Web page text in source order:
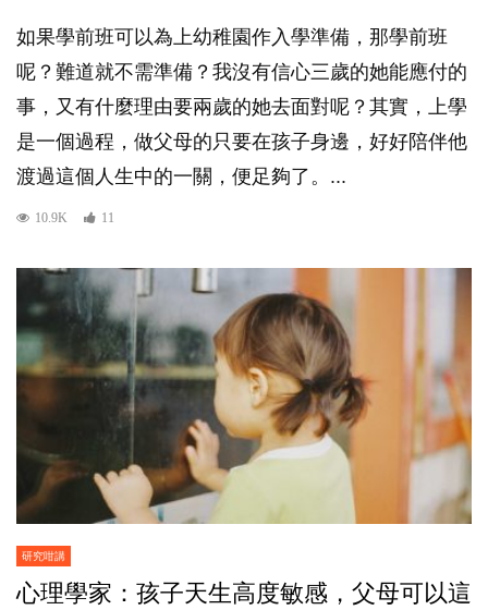
如果學前班可以為上幼稚園作入學準備，那學前班
呢？難道就不需準備？我沒有信心三歲的她能應付的
事，又有什麼理由要兩歲的她去面對呢？其實，上學
是一個過程，做父母的只要在孩子身邊，好好陪伴他
渡過這個人生中的一關，便足夠了。...
10.9K 11
研究咁講
心理學家：孩子天生高度敏感，父母可以這